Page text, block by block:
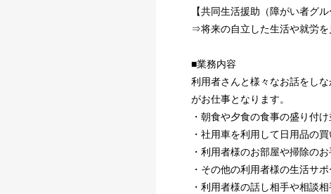
【共同生活援助（障がい者グル
⇒将来の自立した生活や就労を
■業務内容
利用者さんと様々なお話をし
がお仕事となります。
・朝食や夕食の食事の盛り付
・社用車を利用して日用品の買
・利用者様のお部屋や掃除の
・その他の利用者様の生活サポ
・利用者様の話し相手や相談相